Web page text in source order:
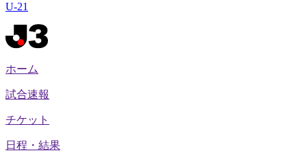
U-21
ホーム
試合速報
チケット
日程・結果